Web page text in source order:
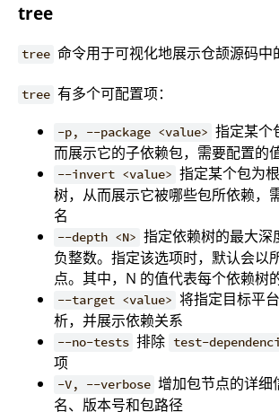
tree
tree 命令用于可视化地展示仓颉源码中
tree 有多个可配置项：
-p, --package <value> 指定某个
而展示它的子依赖包，需要配置的
--invert <value> 指定某个包为
树，从而展示它被哪些包所依赖，
名
--depth <N> 指定依赖树的最大深
负整数。指定该选项时，默认会以
点。其中，N 的值代表每个依赖树
--target <value> 将指定目标平
析，并展示依赖关系
--no-tests 排除 test-
项
-V, --verbose 增加包节点的详细
名、版本号和包路径